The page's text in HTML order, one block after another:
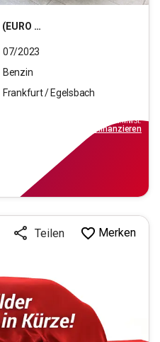
07/2023
Benzin
Frankfurt / Egelsbach
inkl.MwSt.
finanzieren
Teilen Merken